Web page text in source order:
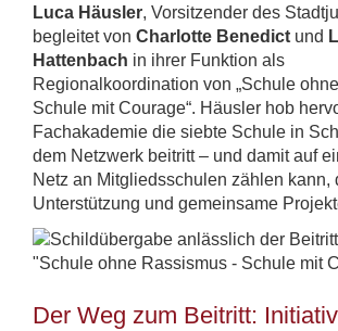
Luca Häusler, Vorsitzender des
begleitet von Charlotte Benedict und
Hattenbach in ihrer Funktion als
Regionalkoordination von „Schule
Schule mit Courage“. Häusler hob
Fachakademie die siebte Schule in
dem Netzwerk beitritt – und damit auf
Netz an Mitgliedsschulen zählen kann,
Unterstützung und gemeinsame
Der Weg zum Beitritt: